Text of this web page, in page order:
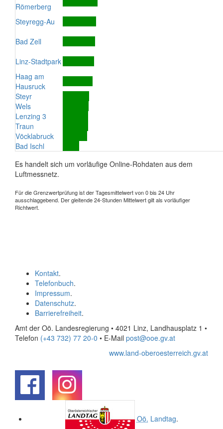
Römerberg
Steyregg-Au
Bad Zell
Linz-Stadtpark
Haag am
Hausruck
Steyr
Wels
Lenzing 3
Traun
Vöcklabruck
Bad Ischl
Es handelt sich um vorläufige Online-Rohdaten aus dem
Luftmessnetz.
Für die Grenzwertprüfung ist der Tagesmittelwert von 0 bis 24 Uhr
ausschlaggebend. Der gleitende 24-Stunden Mittelwert gilt als vorläufiger
Richtwert.
Kontakt.
Telefonbuch.
Impressum.
Datenschutz.
Barrierefreiheit.
Amt der Oö. Landesregierung • 4021 Linz, Landhausplatz 1 •
Telefon (+43 732) 77 20-0 • E-Mail post@ooe.gv.at
www.land-oberoesterreich.gv.at
Oö. Landtag.